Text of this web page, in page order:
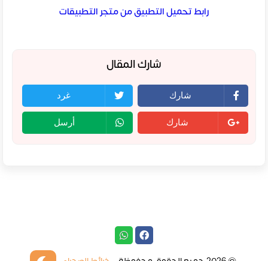
رابط تحميل التطبيق من متجر التطبيقات
شارك المقال
شارك غرد
شارك أرسل